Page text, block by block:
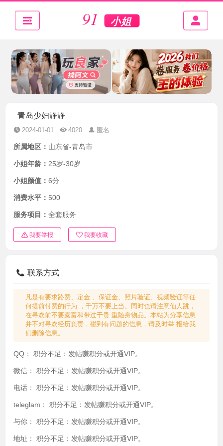
青岛少妇静静
2024-01-01 4020 匿名
所属地区： 山东省-青岛市
小姐年龄： 25岁-30岁
小姐颜值： 6分
消费水平： 500
服务项目： 全套服务
我要举报 我要收藏
联系方式
凡是有要求路费、定金 、保证金、照片验证、视频验证等任
何提前付费的行为 ，千万不要上当。同时也请注意仙人跳，
在寻欢前不要露富和带过于贵 重随身物品。本站为分享信息
并不对寻欢经历负责，碰到有问题的信息，请及时举 报给我
们删除信息。
QQ： 积分不足：发帖赚积分或开通VIP。
微信： 积分不足：发帖赚积分或开通VIP。
电话： 积分不足：发帖赚积分或开通VIP。
teleglam： 积分不足：发帖赚积分或开通VIP。
与你： 积分不足：发帖赚积分或开通VIP。
地址： 积分不足：发帖赚积分或开通VIP。